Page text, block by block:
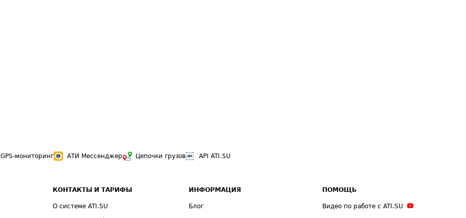
GPS-мониторинг АТИ Мессенджер Цепочки грузов API ATI.SU
КОНТАКТЫ И ТАРИФЫ
О системе ATI.SU
ИНФОРМАЦИЯ
Блог
ПОМОЩЬ
Видео по работе с ATI.SU